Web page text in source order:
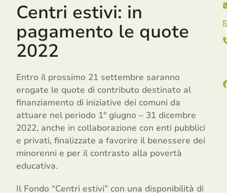
Centri estivi: in
pagamento le quote
2022
Entro il prossimo 21 settembre saranno
erogate le quote di contributo destinato al
finanziamento di iniziative dei comuni da
attuare nel periodo 1° giugno – 31 dicembre
2022, anche in collaborazione con enti pubblici
e privati, finalizzate a favorire il benessere dei
minorenni e per il contrasto alla povertà
educativa.
Il Fondo “Centri estivi” con una disponibilità di